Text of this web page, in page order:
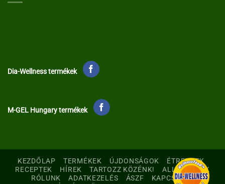
Dia-Wellness termékek
M-GEL Hungary termékek
KEZDŐLAP TERMÉKEK ÚJDONSÁGOK
ÉTRENDEK
RECEPTEK
HÍREK TARTOZZ KÖZÉNK!
ALLERGÉNEK
RÓLUNK
ADATKEZELÉS ÁSZF
KAPCSOLAT